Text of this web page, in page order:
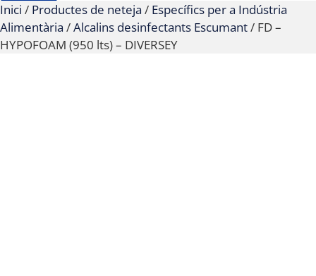
Inici / Productes de neteja / Específics per a Indústria
Alimentària /Alcalins desinfectants Escumant/ FD –
HYPOFOAM (950 lts) – DIVERSEY